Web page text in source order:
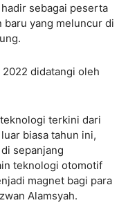
sebagai peserta
baru yang meluncur di
2022 didatangi oleh
terkini dari
biasa tahun ini,
sepanjang
teknologi otomotif
magnet bagi para
Alamsyah.